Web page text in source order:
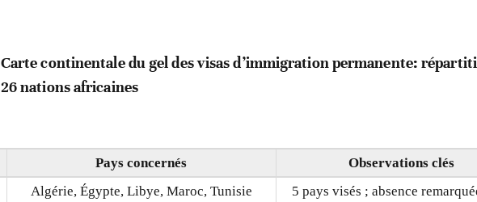
Carte continentale du gel des visas d’immigration permanente:
26 nations africaines
Pays concernés
Observations clés
Algérie, Égypte, Libye, Maroc, Tunisie
5 pays visés ; absence